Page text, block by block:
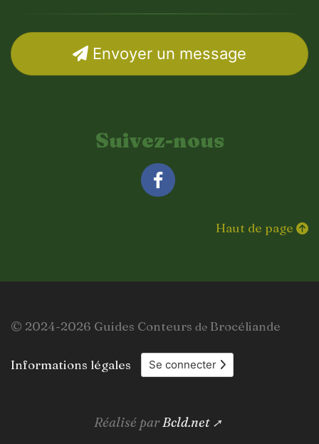
Envoyer un message
Suivez-nous
Haut de page
© 2024-2026 Guides Conteurs de Brocéliande
Informations légales Se connecter
Réalisé parBcld.net